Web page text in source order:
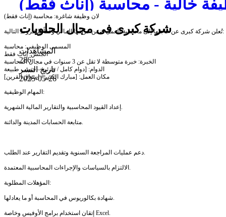
خالية - محاسبة (إناث فقط)
شركة كبرى فى مجال الحلويات
المشاهدات
286
تاريخ النشر
2025-05-26
لان وظيفة شاغرة: محاسبة (إناث فقط)
تُعلن شركة كبرى عن حاجتها إلى محاسبة للعمل ضمن فريقها المالي وفقاً للشروط التالية:
المسمى الوظيفي: محاسبة
الجنس: إناث فقط
الخبرة: خبرة متوسطة لا تقل عن 3 سنوات في مجال المحاسبة
الدوام: [دوام كامل / جزئي – حسب طبيعة
مكان العمل: [مبارك الكبير / اسواق القرين]
المهام الوظيفية:
المؤهلات المطلوبة:
إتقان استخدام برامج الأوفيس وخاصة Excel.